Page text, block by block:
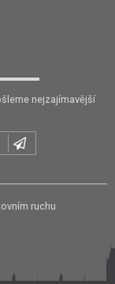
nejzajímavější
ruchu